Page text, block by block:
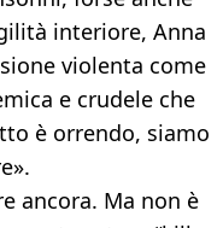
interiore, Anna
violenta come
e crudele che
è orrendo, siamo
ancora. Ma non è